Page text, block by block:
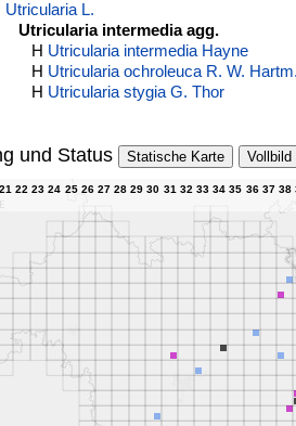
Utricularia L.
Utricularia intermedia agg.
Utricularia intermedia Hayne
Utricularia ochroleuca R. W.
Utricularia stygia G. Thor
und Status Statische Karte Vollbild